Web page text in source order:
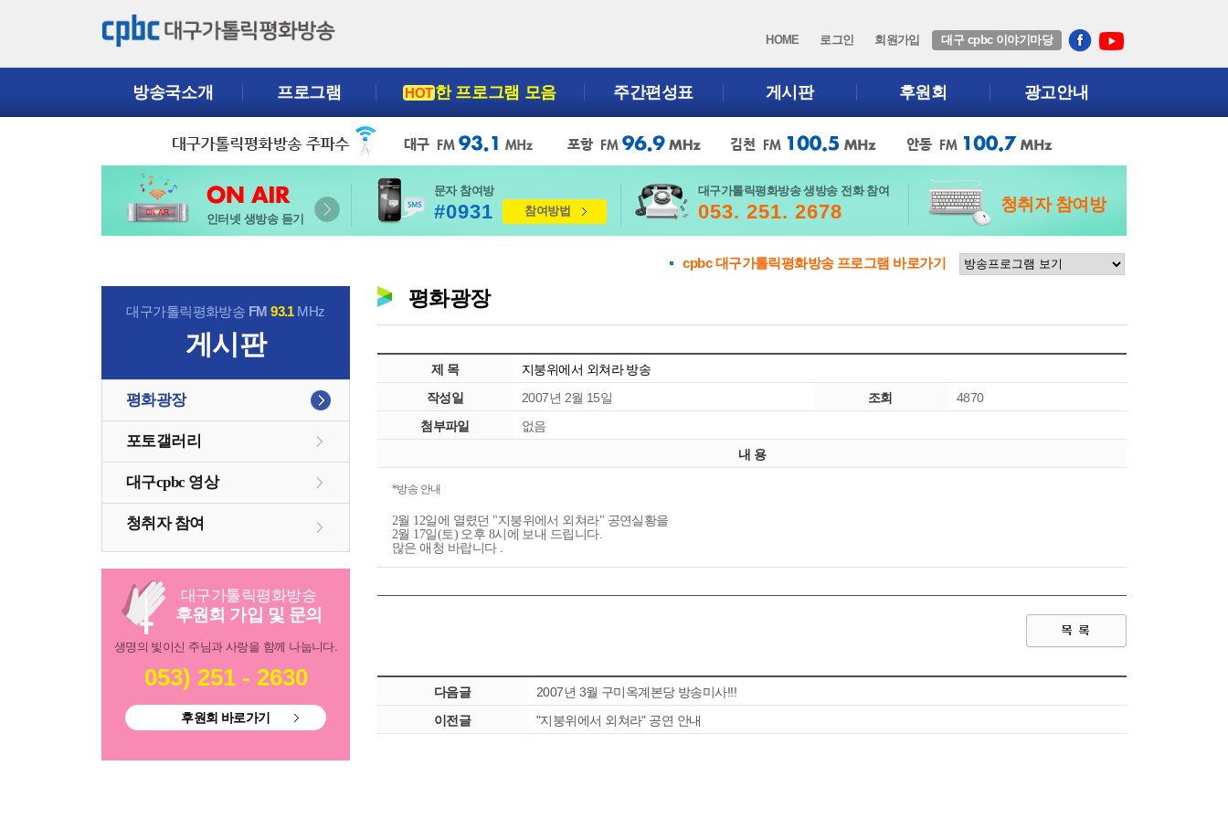
HOME 로그인 회원가입 대구 cpbc 이야기마당
방송국소개 프로그램 HOT한 프로그램 모음 주간편성표 게시판 후원회 광고안내
인터넷 생방송 듣기
문자 참여방
#0931 참여방법
대구가톨릭평화방송 생방송 전화 참여
053. 251. 2678 청취자 참여방
cpbc 대구가톨릭평화방송 프로그램 바로가기
대구가톨릭평화방송 FM93.1MHz
게시판
평화광장
포토갤러리
대구cpbc 영상
청취자 참여
대구가톨릭평화방송
후원회 가입 및 문의
생명의 빛이신 주님과 사랑을 함께 나눕니다.
053) 251 - 2630
후원회 바로가기
평화광장
제 목
지붕위에서 외쳐라 방송
작성일
2007년 2월 15일 조회
4870
첨부파일
없음
내 용
*방송 안내
2월 12일에 열렸던 "지붕위에서 외쳐라" 공연실황을
2월 17일(토) 오후 8시에 보내 드립니다.
많은 애청 바랍니다 .
다음글
2007년 3월 구미옥계본당 방송미사!!!
이전글
"지붕위에서 외쳐라" 공연 안내